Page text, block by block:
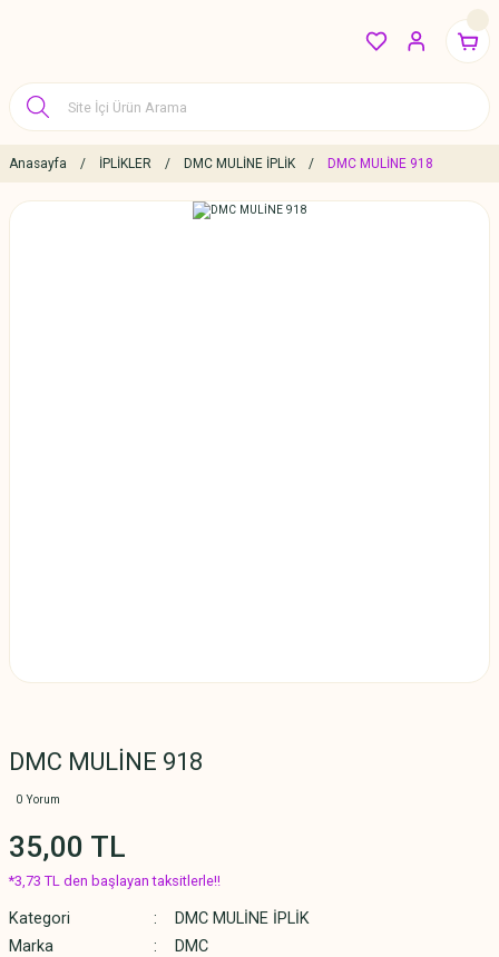
Anasayfa İPLİKLER DMC MULİNE İPLİK DMC MULİNE 918
DMC MULİNE 918
0 Yorum
35,00 TL
*3,73 TL den başlayan taksitlerle!!
Kategori
DMC MULİNE İPLİK
Marka
DMC